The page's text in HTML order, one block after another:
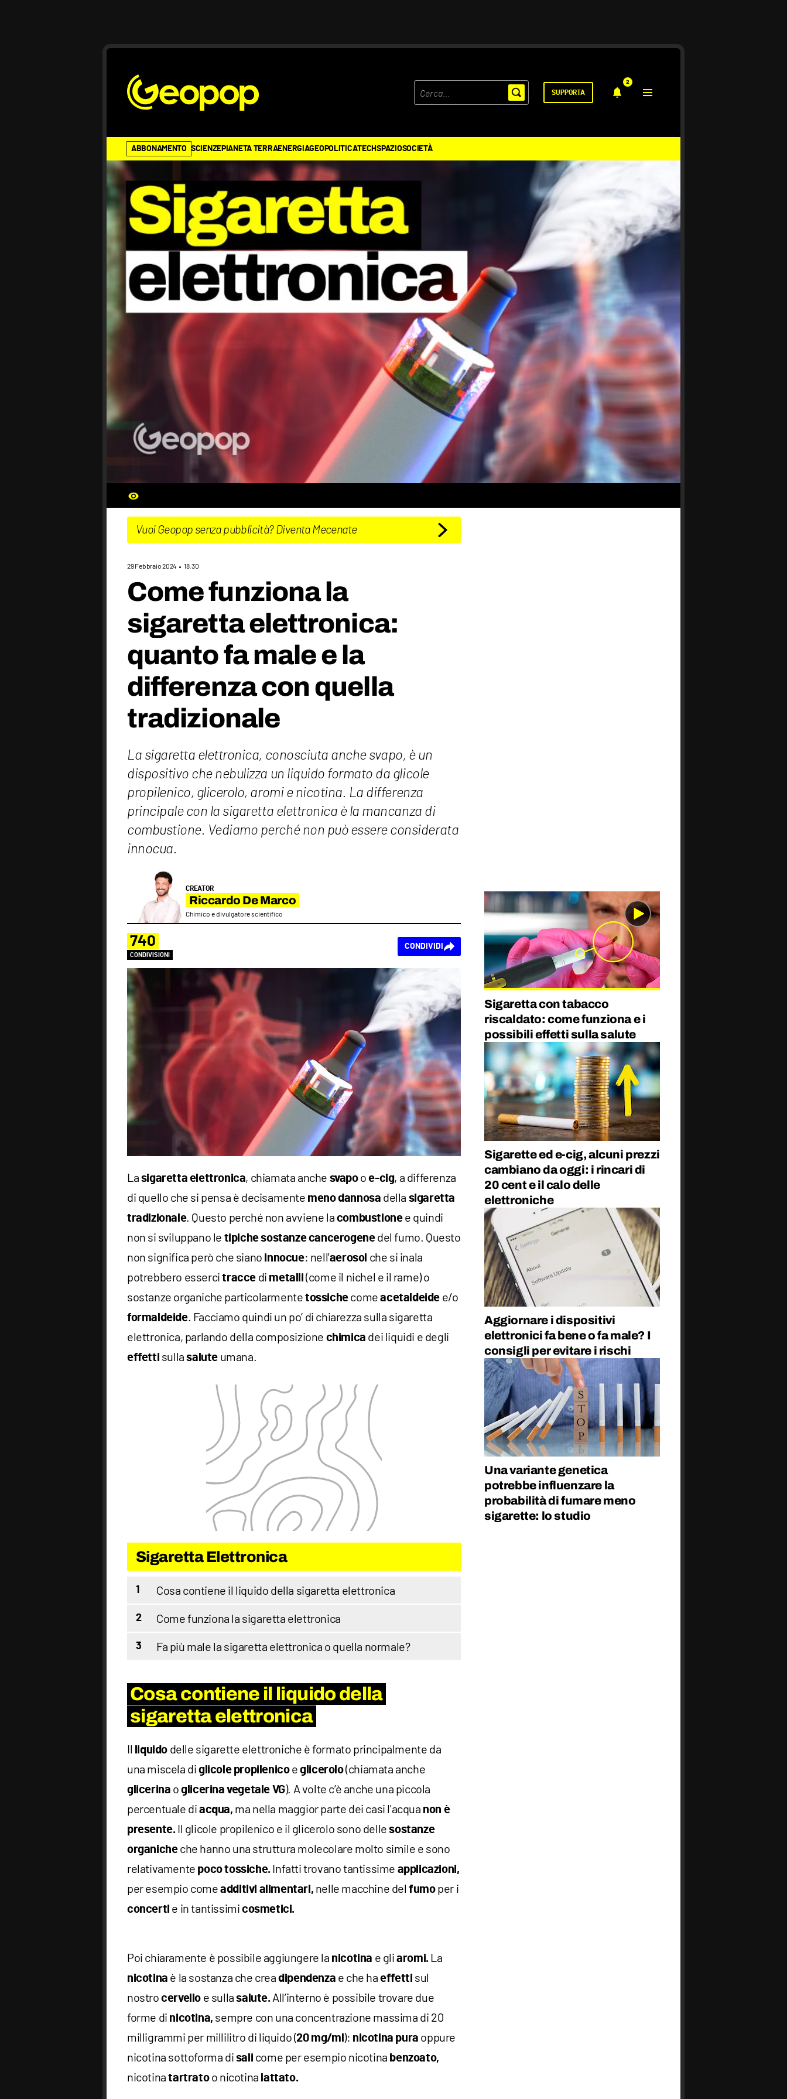
2
SUPPORTA
ABBONAMENTO SCIENZEPIANETA TERRAENERGIAGEOPOLITICATECHSPAZIOSOCIETÀ
Vuoi Geopop senza pubblicità? Diventa Mecenate
29 Febbraio 2024 18:30
Come funziona la
sigaretta elettronica:
quanto fa male e la
differenza con quella
tradizionale
La sigaretta elettronica, conosciuta anche svapo, è un
dispositivo che nebulizza un liquido formato da glicole
propilenico, glicerolo, aromi e nicotina. La differenza
principale con la sigaretta elettronica è la mancanza di
combustione. Vediamo perché non può essere considerata
innocua.
CREATOR
Riccardo De Marco
Chimico e divulgatore scientifico
740
CONDIVISIONI
CONDIVIDI
La sigaretta elettronica, chiamata anche svapooe-cig, a differenza
di quello che si pensa è decisamente menodannosa della sigaretta
tradizionale. Questo perché non avviene la combustionee quindi
non si sviluppano le tipichesostanzecancerogene del fumo. Questo
non significa però che siano innocue: nell'aerosol che si inala
potrebbero essercitracce di metalli (come il nichel e il rame) o
sostanze organiche particolarmentetossichecomeacetaldeide e/o
formaldeide. Facciamo quindi un po’ di chiarezza sulla sigaretta
elettronica, parlando della composizione chimica dei liquidi e degli
effetti sullasalute umana.
Sigaretta Elettronica
1 Cosa contiene il liquido della sigaretta elettronica
2 Come funziona la sigaretta elettronica
3 Fa più male la sigaretta elettronica o quella normale?
Cosa contiene il liquido della
sigaretta elettronica
Il liquido delle sigarette elettroniche è formato principalmente da
una miscela di glicole propilenicoeglicerolo(chiamata anche
glicerina oglicerina vegetale VG). A volte c’è anche una piccola
percentuale di acqua, ma nella maggior parte dei casi l'acqua non è
presente.Il glicole propilenico e il glicerolo sono dellesostanze
organicheche hanno una struttura molecolare molto simile e sono
relativamente poco tossiche.Infatti trovano tantissime applicazioni,
per esempio comeadditivi alimentari, nelle macchine delfumoper i
concerti e in tantissimicosmetici.
Poi chiaramente è possibile aggiungere la nicotina e gliaromi.La
nicotina è la sostanza che creadipendenza e che haeffetti sul
nostrocervello e sullasalute.All’interno è possibile trovare due
forme di nicotina, sempre con una concentrazione massima di 20
milligrammi per millilitro di liquido (20 mg/ml ): nicotina pura oppure
nicotina sottoforma di sali come per esempio nicotina benzoato,
nicotinatartratoo nicotina lattato.
Sigaretta con tabacco
riscaldato: come funziona e i
possibili effetti sulla salute
Sigarette ed e-cig, alcuni prezzi
cambiano da oggi: i rincari di
20 cent e il calo delle
elettroniche
Aggiornare i dispositivi
elettronici fa bene o fa male? I
consigli per evitare i rischi
Una variante genetica
potrebbe influenzare la
probabilità di fumare meno
sigarette: lo studio